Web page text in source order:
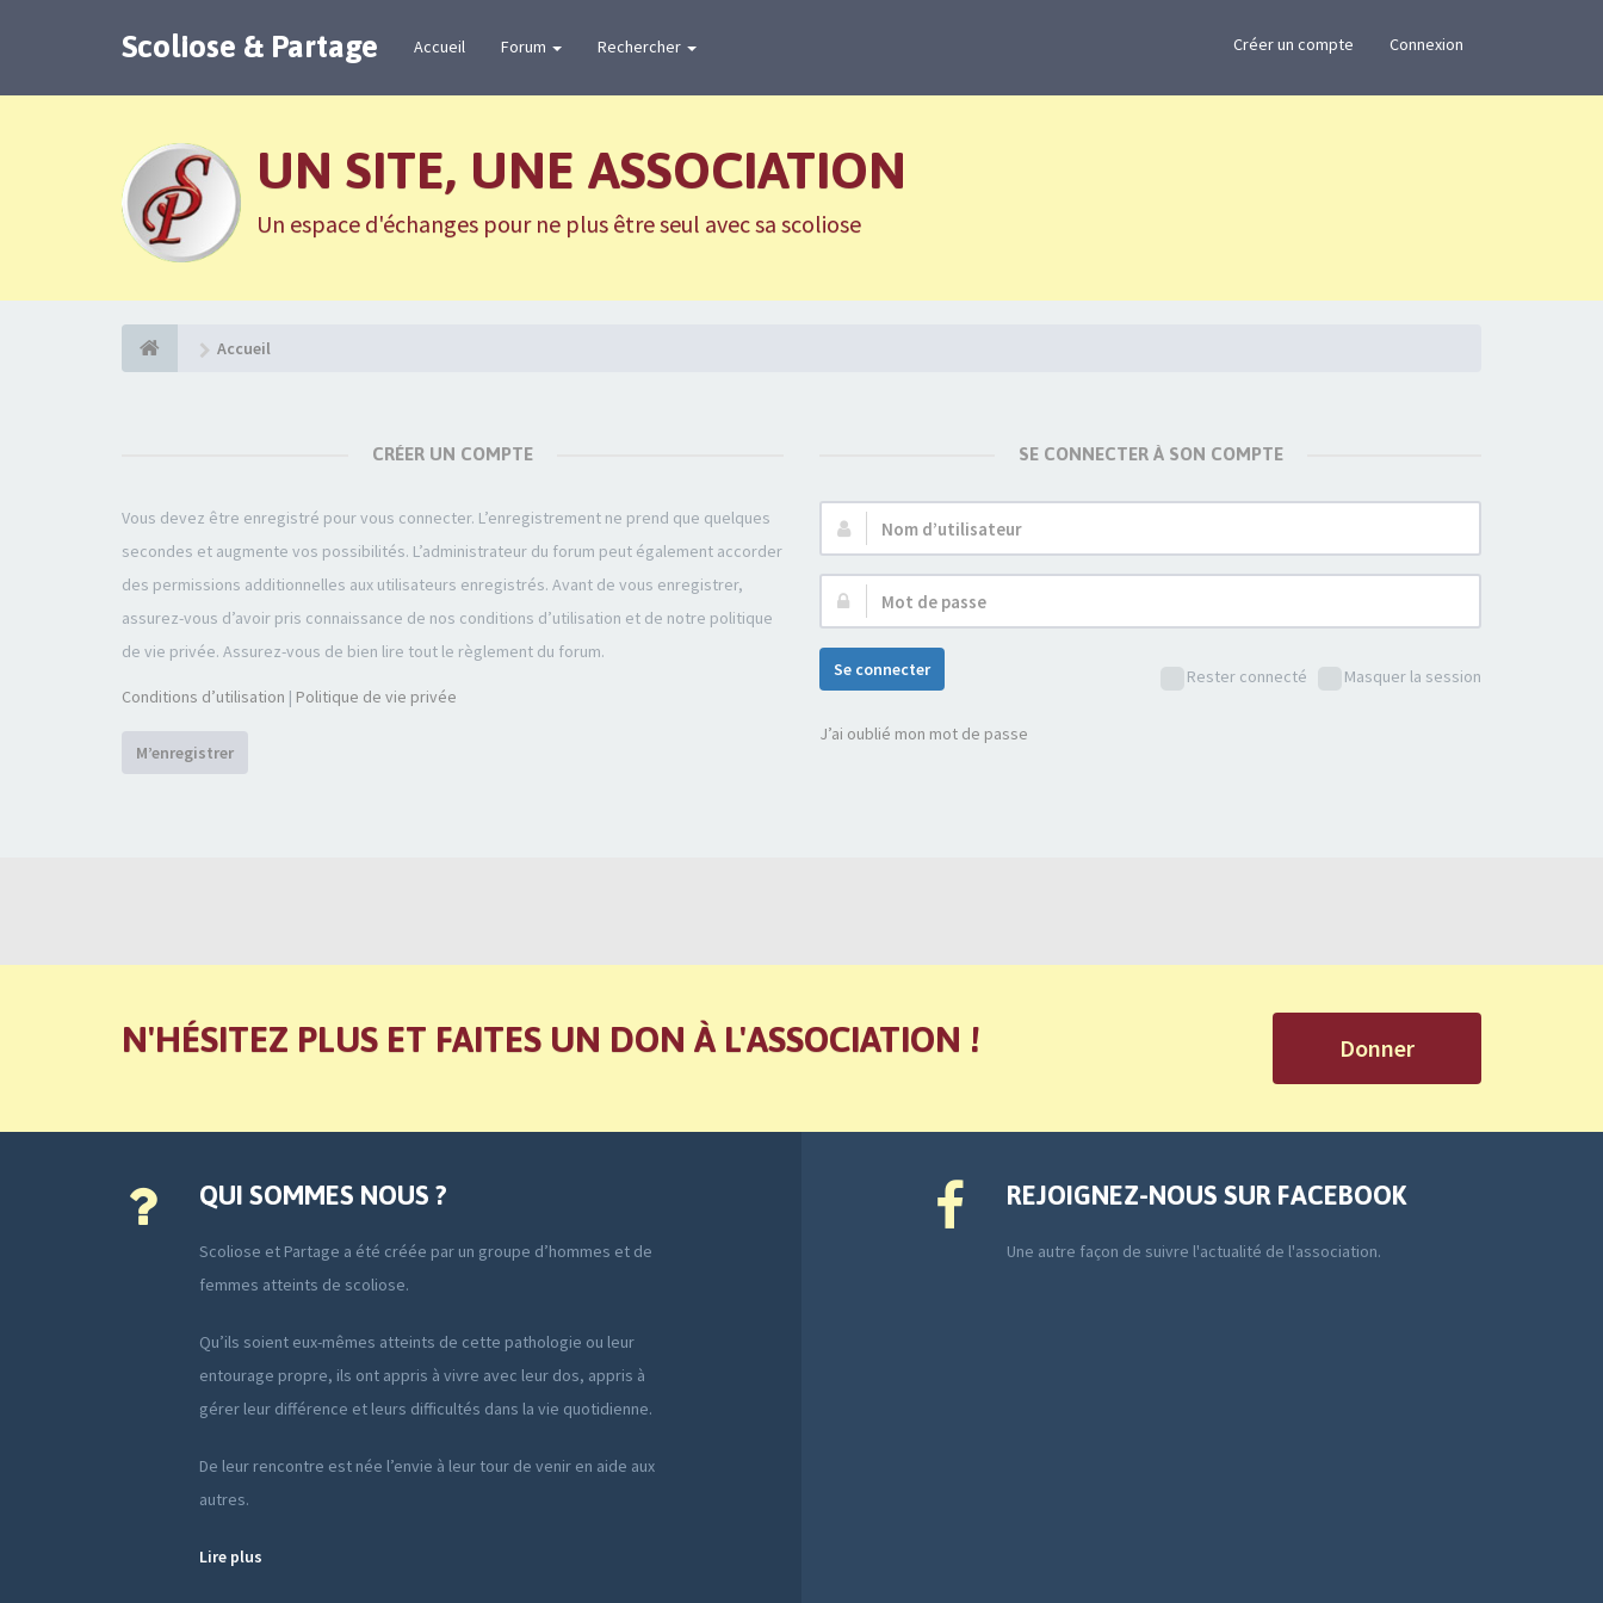
Scoliose & Partage Accueil Forum Rechercher Créer un compte Connexion
UN SITE, UNE ASSOCIATION
Un espace d'échanges pour ne plus être seul avec sa scoliose
Accueil
CRÉER UN COMPTE
Vous devez être enregistré pour vous connecter. L’enregistrement ne prend que quelques
secondes et augmente vos possibilités. L’administrateur du forum peut également accorder
des permissions additionnelles aux utilisateurs enregistrés. Avant de vous enregistrer,
assurez-vous d’avoir pris connaissance de nos conditions d’utilisation et de notre politique
de vie privée. Assurez-vous de bien lire tout le règlement du forum.
Conditions d’utilisation | Politique de vie privée
M’enregistrer
SE CONNECTER À SON COMPTE
Nom
Mot
passe :
Rester connecté Masquer la session
Se connecter
J’ai oublié mon mot de passe
N'HÉSITEZ PLUS ET FAITES UN DON À L'ASSOCIATION ! Donner
QUI SOMMES NOUS ?
Scoliose et Partage a été créée par un groupe d’hommes et de
femmes atteints de scoliose.
Qu’ils soient eux-mêmes atteints de cette pathologie ou leur
entourage propre, ils ont appris à vivre avec leur dos, appris à
gérer leur différence et leurs difficultés dans la vie quotidienne.
De leur rencontre est née l’envie à leur tour de venir en aide aux
autres.
Lire plus
REJOIGNEZ-NOUS SUR FACEBOOK
Une autre façon de suivre l'actualité de l'association.